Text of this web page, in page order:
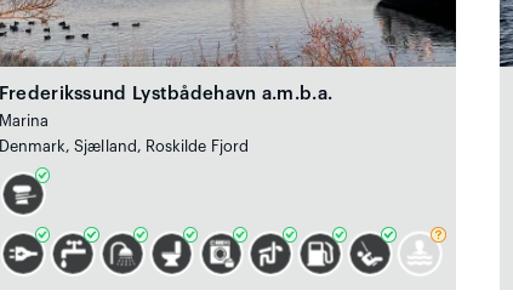
Frederikssund Lystbådehavn a.m.b.a.
Marina
Denmark, Sjælland, Roskilde Fjord